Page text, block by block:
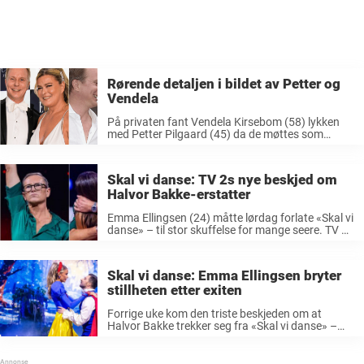
Rørende detaljen i bildet av Petter og
Vendela
På privaten fant Vendela Kirsebom (58) lykken
med Petter Pilgaard (45) da de møttes som
Skal vi danse: TV 2s nye beskjed om
Halvor Bakke-erstatter
Emma Ellingsen (24) måtte lørdag forlate «Skal vi
danse» – til stor skuffelse for mange seere. TV 2-
Skal vi danse: Emma Ellingsen bryter
stillheten etter exiten
Forrige uke kom den triste beskjeden om at
Halvor Bakke trekker seg fra «Skal vi danse» –